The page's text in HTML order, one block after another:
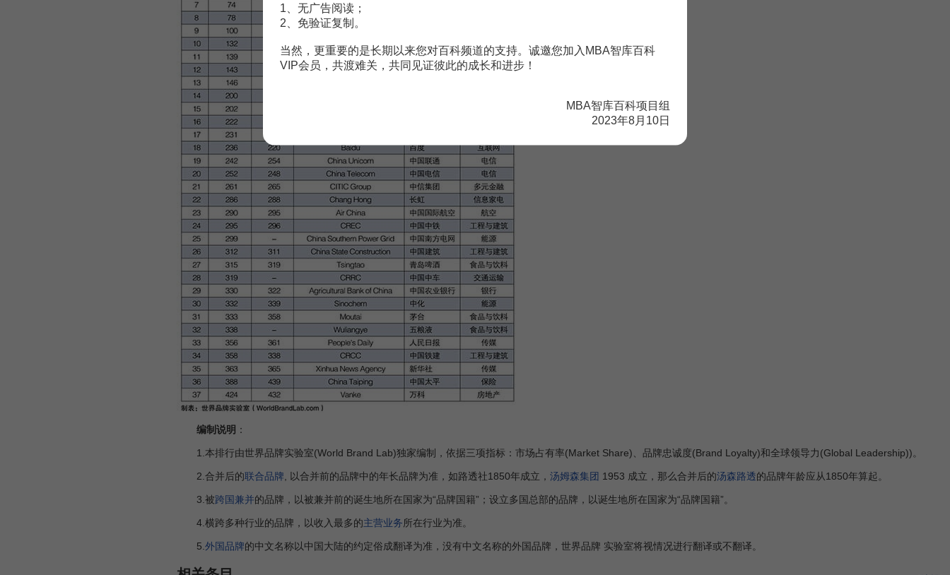
编制说明 ：
1.本排行由世界品牌实验室(World Brand Lab)独家编制，依据三项指标：市场占有率(Market Share)、品牌忠诚度(Brand Loyalty)和全球领导力(Global Leadership))。
2.合并后的联合品牌, 以合并前的品牌中的年长品牌为准，如路透社1850年成立， 汤姆森集团 1953 成立，那么合并后的汤森路透的品牌年龄应从1850年算起。
3.被跨国兼并的品牌，以被兼并前的诞生地所在国家为“品牌国籍”；设立多国总部的品牌，以诞生地所在国家为“品牌国籍”。
4.横跨多种行业的品牌，以收入最多的主营业务所在行业为准。
5.外国品牌的中文名称以中国大陆的约定俗成翻译为准，没有中文名称的外国品牌，世界品牌 实验室将视情况进行翻译或不翻译。
1、无广告阅读；
2、免验证复制。
当然，更重要的是长期以来您对百科频道的支持。诚邀您加入MBA智库百科
VIP会员，共渡难关，共同见证彼此的成长和进步！
MBA智库百科项目组
2023年8月10日